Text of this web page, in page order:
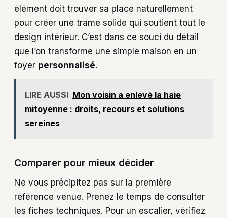
élément doit trouver sa place naturellement
pour créer une trame solide qui soutient tout le
design intérieur. C’est dans ce souci du détail
que l’on transforme une simple maison en un
foyer personnalisé.
LIRE AUSSI Mon voisin a enlevé la haie
mitoyenne : droits, recours et solutions
sereines
Comparer pour mieux décider
Ne vous précipitez pas sur la première
référence venue. Prenez le temps de consulter
les fiches techniques. Pour un escalier, vérifiez